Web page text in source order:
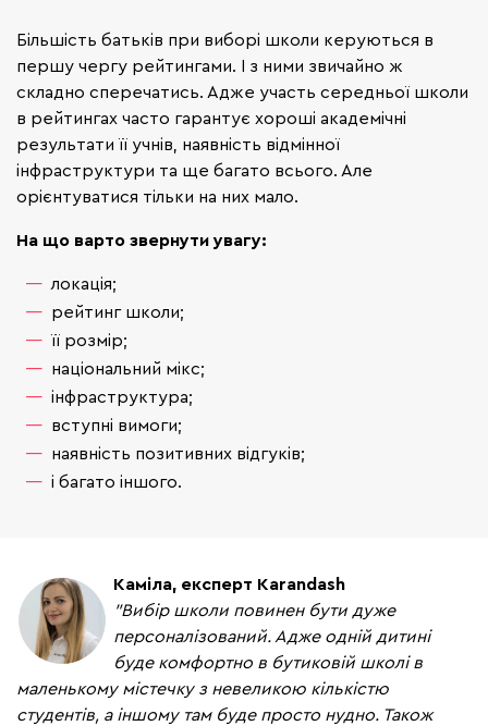
Більшість батьків при виборі школи керуються в
першу чергу рейтингами. І з ними звичайно ж
складно сперечатись. Адже участь середньої школи
в рейтингах часто гарантує хороші академічні
результати її учнів, наявність відмінної
інфраструктури та ще багато всього. Але
орієнтуватися тільки на них мало.
На що варто звернути увагу:
локація;
рейтинг школи;
її розмір;
національний мікс;
інфраструктура;
вступні вимоги;
наявність позитивних відгуків;
і багато іншого.
Каміла, експерт Karandash
"Вибір школи повинен бути дуже
персоналізований. Адже одній дитині
буде комфортно в бутиковій школі в
маленькому містечку з невеликою кількістю
студентів, а іншому там буде просто нудно. Також